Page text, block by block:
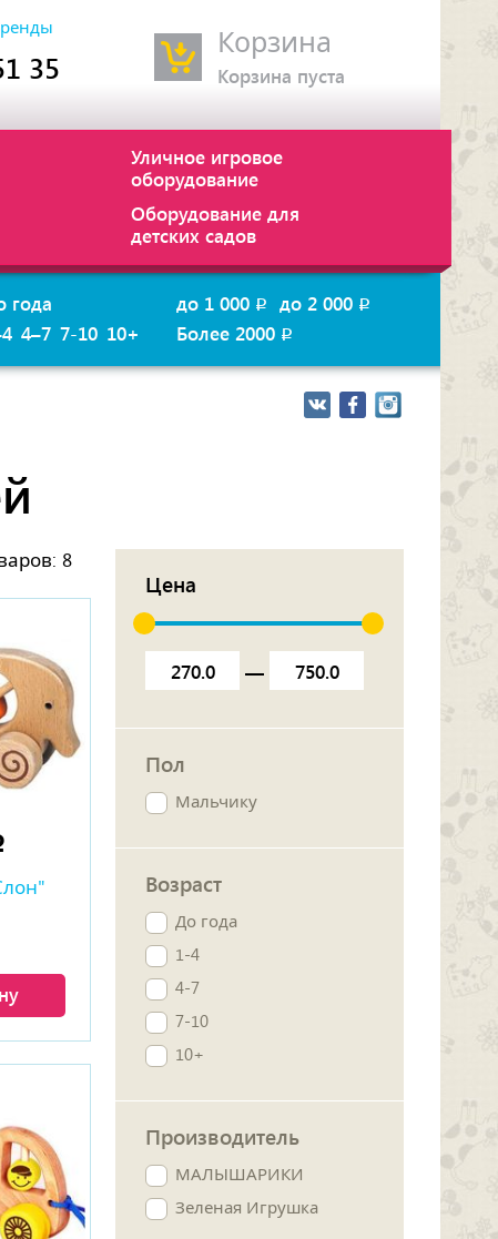
Корзина
Корзина пуста
35
Уличное игровое
оборудование
Оборудование для
детских садов
года
4–7 7-10 10+
до 1 000 p до 2 000 p
Более 2000 p
Цена
—
Пол
Мальчику
Возраст
До года
1-4
4-7
7-10
10+
Производитель
МАЛЫШАРИКИ
Зеленая Игрушка
8